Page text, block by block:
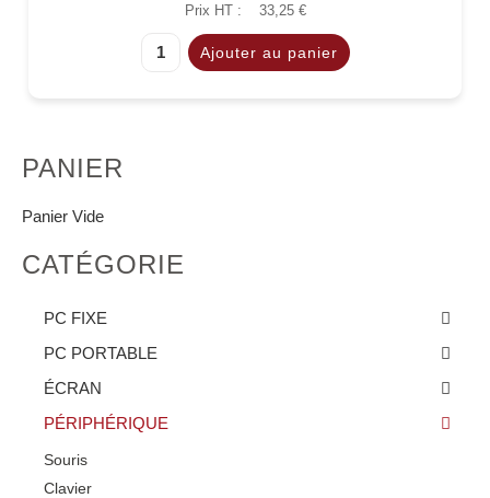
Prix HT : 33,25 €
PANIER
Panier Vide
CATÉGORIE
PC FIXE
PC PORTABLE
ÉCRAN
PÉRIPHÉRIQUE
Souris
Clavier